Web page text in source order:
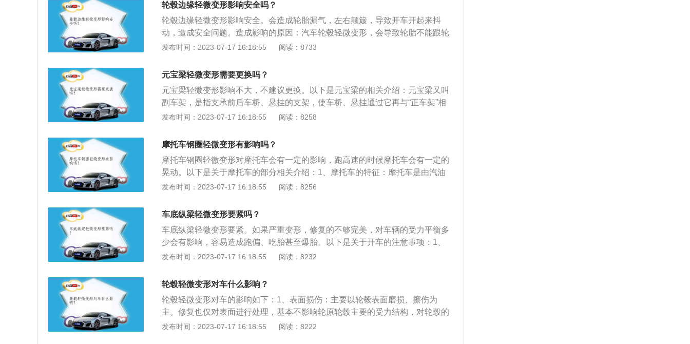
渗油的解决方法：认真仔细一下油是在哪些地方渗漏，如果是骨架密封或轴承端
盖上的O型硅胶密封圈毁坏，拆换。如果是壳体相接处漏油，拆卸修太不便能够
把漏油处用车用汽油洗干净，待车用汽油吹干后再用砂布把漏油处挫毛，用AB胶
调准后糊在漏油处，待胶干透既可。
轮毂边缘轻微变形影响安全吗？
轮毂边缘轻微变形影响安全。会造成轮胎漏气，左右颠簸，导致开车开起来抖
动，造成安全问题。造成影响的原因：汽车轮毂轻微变形，会导致轮胎不能跟轮
毂相吻合，导致缝隙。轮胎气压不稳定导致破胎和炸胎等危险。轮毂轻微变形解
小，这样装上去才会更安全。如果是修复，需要找专业人士，不可自行随意更
改，否则可能造成后果。
发布时间：2023-07-17 16:18:55 阅读：8733
元宝梁轻微变形需要更换吗？
元宝梁轻微变形影响不大，不建议更换。以下是元宝梁的相关介绍：元宝梁又叫
副车架，是指支承前后车桥、悬挂的支架，使车桥、悬挂通过它再与“正车架”相
连的装置，安装后可以阻隔振动和噪声减少其直接进入车厢的声音。一种车架元
接在元宝梁支撑点的下方，连接支架的侧面连接在车架纵梁的侧翼面的内侧。连
接支架设置在车架纵梁的侧翼面，避开了应力最大的车架纵梁上翼面，从而避免
应力集中造成的铆接孔开裂问题，大大提高了车辆的安全性。
发布时间：2023-07-17 16:18:55 阅读：8258
摩托车钢圈轻微变形有影响吗？
摩托车钢圈轻微变形对摩托车会有一定的影响，跑高速的时候摩托车会有一定的
晃动。以下是关于摩托车的部分相关介绍：1、摩托车的特征：摩托车是由汽油
机驱动，靠手把操纵前轮转向的两轮或三轮车，轻便灵活，行驶迅速，广泛用于
说，摩托车分为街车、公路赛摩托车、越野摩托车、巡航车、旅行车等。
发布时间：2023-07-17 16:18:55 阅读：8256
车底纵梁轻微变形要紧吗？
车底纵梁轻微变形要紧。如果严重变形，修复的不够完美，对车辆的受力平衡多
少会有影响，容易造成跑偏、吃胎甚至爆胎。以下是关于开车的注意事项：1、
不要在紧急停车带停车，那里经常有一些废弃的螺丝，不小心扎进轮胎，轻则交
货车和重载的车辆，很难短时间内降速太多。所以，如果您在他前面急刹车，就
很危险，并不是他不想停，而是他很难停下来。3、尽量在中间的车道行车，万
一有危险情况发生，左右车道都可以变道。
发布时间：2023-07-17 16:18:55 阅读：8232
轮毂轻微变形对车什么影响？
轮毂轻微变形对车的影响如下：1、表面损伤：主要以轮毂表面磨损、擦伤为
主。修复也仅对表面进行处理，基本不影响轮原轮毂主要的受力结构，对轮毂的
可靠性和安全性的影响并不大。2、轮毂变形：即轮毂在外力的作用下发生变
发布时间：2023-07-17 16:18:55 阅读：8222